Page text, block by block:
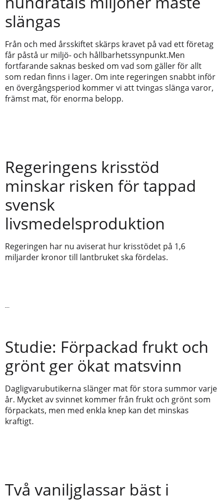
slängas
Från och med årsskiftet skärps kravet på vad ett företag
får påstå ur miljö- och hållbarhetssynpunkt.Men
fortfarande saknas besked om vad som gäller för allt
som redan finns i lager. Om inte regeringen snabbt inför
en övergångsperiod kommer vi att tvingas slänga varor,
främst mat, för enorma belopp.
Regeringens krisstöd
minskar risken för tappad
svensk
livsmedelsproduktion
Regeringen har nu aviserat hur krisstödet på 1,6
miljarder kronor till lantbruket ska fördelas.
Studie: Förpackad frukt och
grönt ger ökat matsvinn
Dagligvarubutikerna slänger mat för stora summor varje
år. Mycket av svinnet kommer från frukt och grönt som
förpackats, men med enkla knep kan det minskas
kraftigt.
Två vaniljglassar bäst i